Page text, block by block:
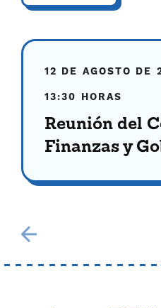
12 DE AGOSTO DE
13:30 HORAS
Reunión del
Finanzas y